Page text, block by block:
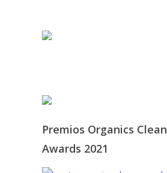
Premios Organics Clean
Awards 2021